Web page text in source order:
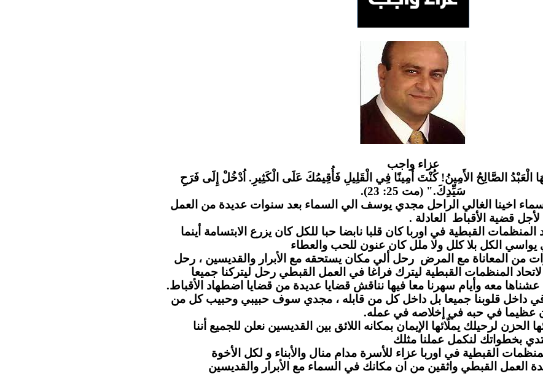
عزاء واجب
الْعَبْدُ الصَّالِحُ الأَمِينُ! كُنْتَ أَمِينًا فِي الْقَلِيلِ فَأُقِيمُكَ عَلَى الْكَثِيرِ. اُدْخُلْ إِلَى فَرَحِ
سَيِّدِكَ." (مت 25: 23).
اخينا الغالي الراحل مجدي يوسف الي السماء بعد سنوات عديدة من العمل
قضية الأقباط العادلة .
القبطية في اوربا كان قلبا نابضا حبا للكل كان يزرع الابتسامة أينما
الكل بلا كلل ولا ملل كان عنون للحب والعطاء
من المعاناة مع المرض رحل ألي مكان يستحقه مع الأبرار والقديسين ، رحل
المنظمات القبطية ليترك فراغا في العمل القبطي رحل ليتركنا جميعا
معه وأيام سهرنا معا فيها نناقش قضايا عديدة من قضايا اضطهاد الأقباط.
داخل قلوبنا جميعا بل داخل كل من قابله ، مجدي سوف حبيبي وحبيب كل من
في حبه في إخلاصه في عمله.
لرحيلك يملّائها الإيمان بمكانه اللائق بين القديسين نعلن للجميع أننا
بخطواتك لنكمل عملنا مثلك
القبطية في اوربا عزاء للأسرة مدام منال والأبناء و لكل الأخوة
العمل القبطي واثقين من ان مكانك في السماء مع الأبرار والقديسين